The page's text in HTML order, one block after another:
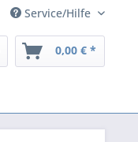
Service/Hilfe
0,00 € *